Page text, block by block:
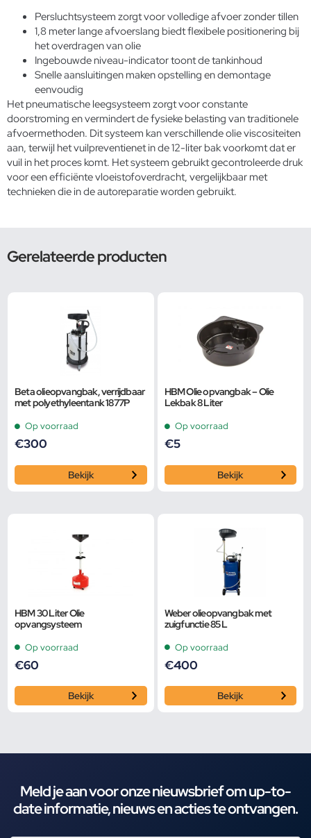
Persluchtsysteem zorgt voor volledige afvoer zonder tillen
1,8 meter lange afvoerslang biedt flexibele positionering bij
het overdragen van olie
Ingebouwde niveau-indicator toont de tankinhoud
Snelle aansluitingen maken opstelling en demontage
eenvoudig
Het pneumatische leegsysteem zorgt voor constante
doorstroming en vermindert de fysieke belasting van traditionele
afvoermethoden. Dit systeem kan verschillende olie viscositeiten
aan, terwijl het vuilpreventienet in de 12-liter bak voorkomt dat er
vuil in het proces komt. Het systeem gebruikt gecontroleerde druk
voor een efficiënte vloeistofoverdracht, vergelijkbaar met
technieken die in de autoreparatie worden gebruikt.
Gerelateerde producten
Beta olieopvangbak, verrijdbaar
met polyethyleentank 1877P
Op voorraad
€300
Bekijk
HBM Olie opvangbak – Olie
Lekbak 8 Liter
Op voorraad
€5
Bekijk
HBM 30 Liter Olie
opvangsysteem
Op voorraad
€60
Bekijk
Weber olieopvangbak met
zuigfunctie 85 L
Op voorraad
€400
Bekijk
Meld je aan voor onze nieuwsbrief om up-to-
date informatie, nieuws en acties te ontvangen.